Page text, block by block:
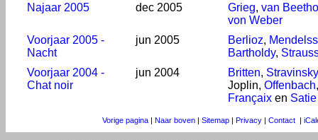
Najaar 2005
dec 2005 Grieg, van
von Weber
Voorjaar 2005 -
Nacht
jun 2005 Berlioz,
Bartholdy,
Voorjaar 2004 -
Chat noir
jun 2004 Britten, Stravinsky
Joplin, Offenbach,
Françaix en Satie
Vorige pagina | Naar boven | Sitemap | Privacy | Contact |